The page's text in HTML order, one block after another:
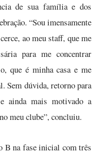
de sua família e dos
“Sou imensamente
ao meu staff, que me
para me concentrar
que é minha casa e me
Sem dúvida, retorno para
ainda mais motivado a
meu clube”, concluiu.
B na fase inicial com três